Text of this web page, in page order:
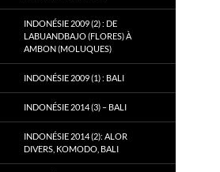
INDONÉSIE 2009 (2) : DE
LABUANDBAJO (FLORES) À
AMBON (MOLUQUES)
INDONÉSIE 2009 (1) : BALI
INDONÉSIE 2014 (3) – BALI
INDONÉSIE 2014 (2): ALOR
DIVERS, KOMODO, BALI